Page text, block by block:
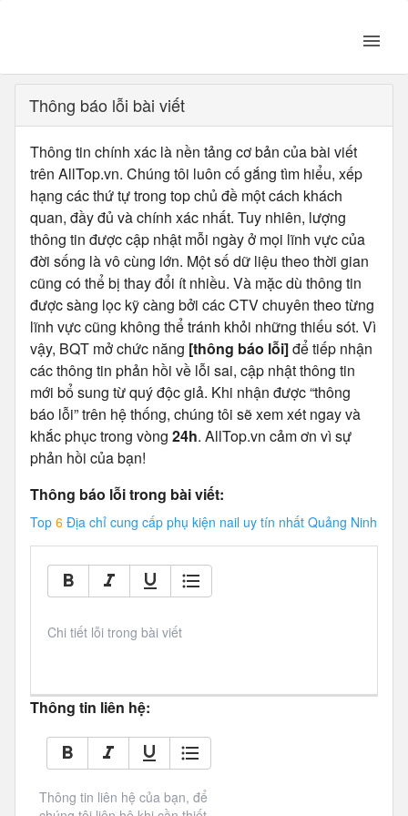
Thông báo lỗi bài viết
Thông tin chính xác là nền tảng cơ bản của bài viết
trên AllTop.vn. Chúng tôi luôn cố gắng tìm hiểu, xếp
hạng các thứ tự trong top chủ đề một cách khách
quan, đầy đủ và chính xác nhất. Tuy nhiên, lượng
thông tin được cập nhật mỗi ngày ở mọi lĩnh vực của
đời sống là vô cùng lớn. Một số dữ liệu theo thời gian
cũng có thể bị thay đổi ít nhiều. Và mặc dù thông tin
được sàng lọc kỹ càng bởi các CTV chuyên theo từng
lĩnh vực cũng không thể tránh khỏi những thiếu sót. Vì
vậy, BQT mở chức năng [thông báo lỗi]để tiếp nhận
các thông tin phản hồi về lỗi sai, cập nhật thông tin
mới bổ sung từ quý độc giả. Khi nhận được “thông
báo lỗi” trên hệ thống, chúng tôi sẽ xem xét ngay và
khắc phục trong vòng 24h. AllTop.vn cảm ơn vì sự
phản hồi của bạn!
Thông báo lỗi trong bài viết:
Top 6 Địa chỉ cung cấp phụ kiện nail uy tín nhất Quảng Ninh
Chi tiết lỗi trong bài viết
Thông tin liên hệ:
Thông tin liên hệ của bạn, để